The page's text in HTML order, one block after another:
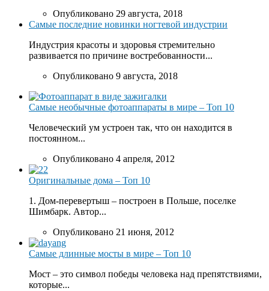
Опубликовано 29 августа, 2018
Самые последние новинки ногтевой индустрии
Индустрия красоты и здоровья стремительно
развивается по причине востребованности...
Опубликовано 9 августа, 2018
Самые необычные фотоаппараты в мире – Топ 10
Человеческий ум устроен так, что он находится в
постоянном...
Опубликовано 4 апреля, 2012
Оригинальные дома – Топ 10
1. Дом-перевертыш – построен в Польше, поселке
Шимбарк. Автор...
Опубликовано 21 июня, 2012
Самые длинные мосты в мире – Топ 10
Мост – это символ победы человека над препятствиями,
которые...